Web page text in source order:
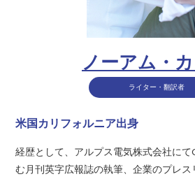
ノーアム・
ライター・翻訳者
米国カリフォルニア出身
経歴として、アルプス電気株式会社にて
む月刊英字広報誌の執筆、企業のプレ